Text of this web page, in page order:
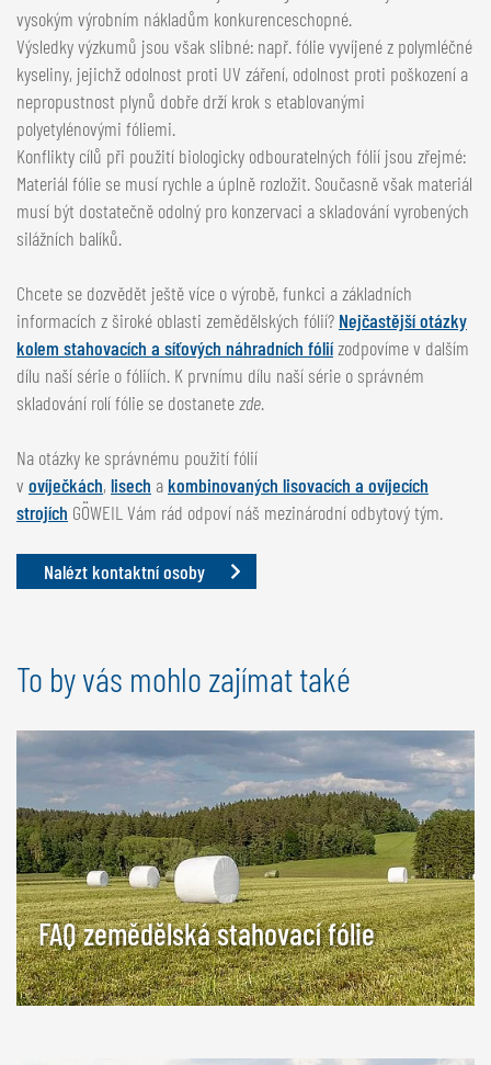
vysokým výrobním nákladům konkurenceschopné.
Výsledky výzkumů jsou však slibné: např. fólie vyvíjené z polymléčné
kyseliny, jejichž odolnost proti UV záření, odolnost proti poškození a
nepropustnost plynů dobře drží krok s etablovanými
polyetylénovými fóliemi.
Konflikty cílů při použití biologicky odbouratelných fólií jsou zřejmé:
Materiál fólie se musí rychle a úplně rozložit. Současně však materiál
musí být dostatečně odolný pro konzervaci a skladování vyrobených
silážních balíků.
Chcete se dozvědět ještě více o výrobě, funkci a základních
informacích z široké oblasti zemědělských fólií? Nejčastější otázky
kolem stahovacích a síťových náhradních fóliízodpovíme v dalším
dílu naší série o fóliích. K prvnímu dílu naší série o správném
skladování rolí fólie se dostanetezde.
Na otázky ke správnému použití fólií
v ovíječkách, lisech a kombinovaných lisovacích a ovíjecích
strojích GÖWEIL Vám rád odpoví náš mezinárodní odbytový tým.
Nalézt kontaktní osoby
To by vás mohlo zajímat také
FAQ zemědělská stahovací fólie